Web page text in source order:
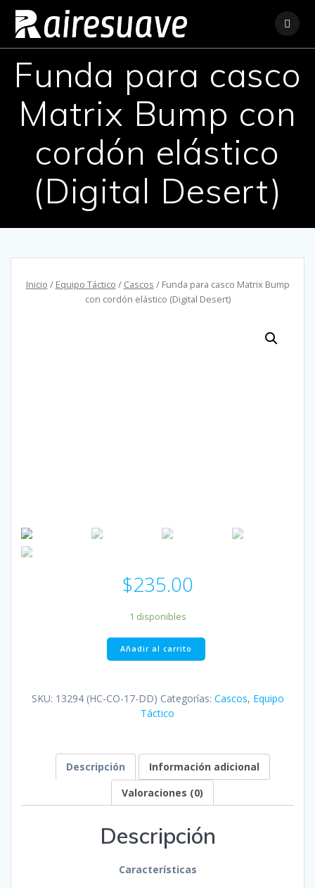
al
contenido
Funda para casco
Matrix Bump con
cordón elástico
(Digital Desert)
Inicio / Equipo Táctico / Cascos / Funda para casco Matrix Bump
con cordón elástico (Digital Desert)
$235.00
1 disponibles
Añadir al carrito
SKU: 13294 (HC-CO-17-DD) Categorías: Cascos, Equipo
Táctico
Descripción
Información adicional
Valoraciones (0)
Descripción
Características